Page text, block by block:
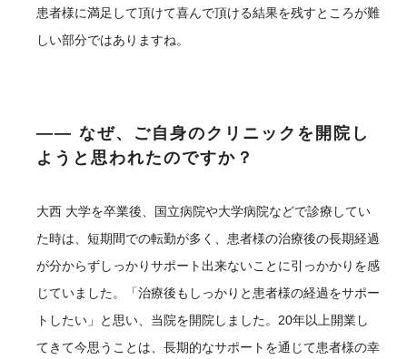
患者様に満足して頂けて喜んで頂ける結果を残すところが難
しい部分ではありますね。
―― なぜ、ご自身のクリニックを開院し
ようと思われたのですか？
大西 大学を卒業後、国立病院や大学病院などで診療してい
た時は、短期間での転勤が多く、患者様の治療後の長期経過
が分からずしっかりサポート出来ないことに引っかかりを感
じていました。「治療後もしっかりと患者様の経過をサポー
トしたい」と思い、当院を開院しました。20年以上開業し
てきて今思うことは、長期的なサポートを通じて患者様の幸